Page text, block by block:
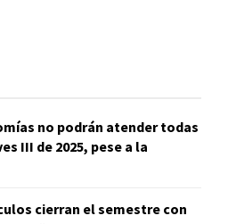
no podrán atender todas
III de 2025, pese a la
cierran el semestre con